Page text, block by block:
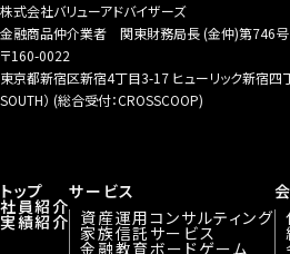
株式会社バリューアドバイザーズ
金融商品仲介業者 関東財務局長 (金仲)第746号
〒160-0022
東京都新宿区新宿4丁目3-17 ヒューリック新宿四
SOUTH） (総合受付：CROSSCOOP)
トップ
社員紹介
実績紹介
サービス
資産運用コンサルティング
家族信託サービス
金融教育ボードゲーム